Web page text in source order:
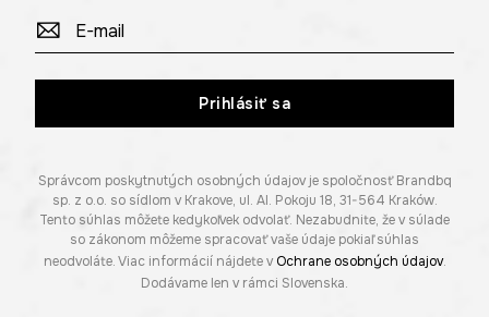
Prihlásiť sa
Správcom poskytnutých osobných údajov je spoločnosť Brandbq
sp. z o.o. so sídlom v Krakove, ul. Al. Pokoju 18, 31-564 Kraków.
Tento súhlas môžete kedykoľvek odvolať. Nezabudnite, že v súlade
so zákonom môžeme spracovať vaše údaje pokiaľ súhlas
neodvoláte. Viac informácií nájdete v Ochrane osobných údajov.
Dodávame len v rámci Slovenska.